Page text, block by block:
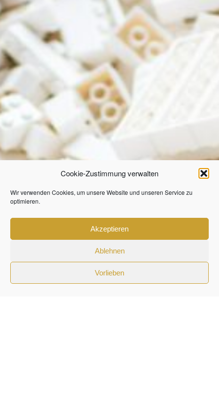
Cookie-Zustimmung verwalten
Wir verwenden Cookies, um unsere Website und unseren Service zu
optimieren.
Akzeptieren
Ablehnen
Vorlieben